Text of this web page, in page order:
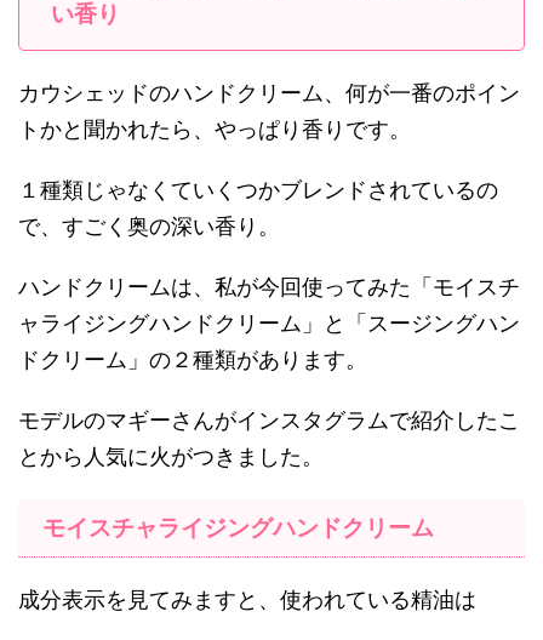
い香り
カウシェッドのハンドクリーム、何が一番のポイン
トかと聞かれたら、やっぱり香りです。
１種類じゃなくていくつかブレンドされているの
で、すごく奥の深い香り。
ハンドクリームは、私が今回使ってみた「モイスチ
ャライジングハンドクリーム」と「スージングハン
ドクリーム」の２種類があります。
モデルのマギーさんがインスタグラムで紹介したこ
とから人気に火がつきました。
モイスチャライジングハンドクリーム
成分表示を見てみますと、使われている精油は